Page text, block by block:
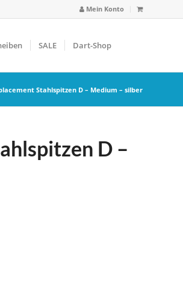
Mein Konto
SALE Dart-Shop
Stahlspitzen D – Medium – silber
D –